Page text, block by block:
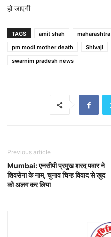
हो जाएगी
TAGS amit shah maharashtra
pm modi mother death
Shivaji
swarnim pradesh news
Previous article
Mumbai: एनसीपी प्रमुख शरद पवार ने
शिवसेना के नाम, चुनाव चिन्ह विवाद से खुद
को अलग कर लिया